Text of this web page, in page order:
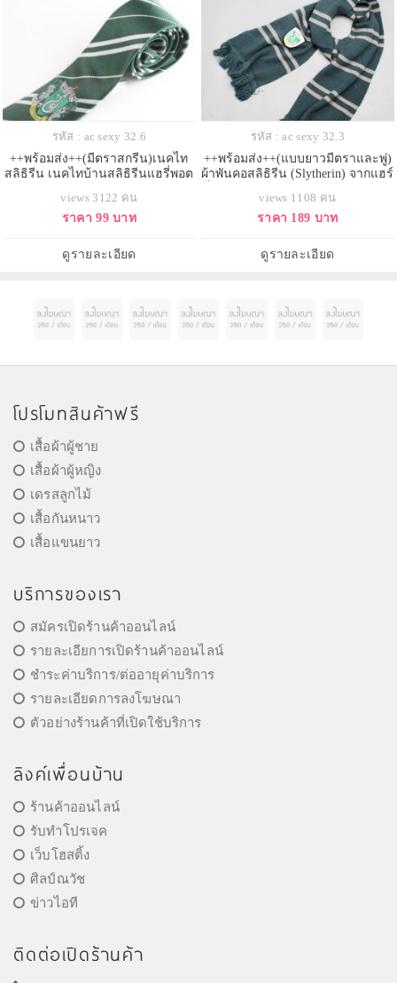
รหัส : ac sexy 32.6
++พร้อมส่ง++(มีตราสกรีน)เนคไท
สลิธิรีน เนคไทบ้านสลิธิรีนแฮรี่พอต
views 3122 คน
ราคา 99 บาท
ดูรายละเอียด
รหัส : ac sexy 32.3
++พร้อมส่ง++(แบบยาวมีตราและพู่)
ผ้าพันคอสลิธิรีน (Slytherin) จากแฮร์
views 1108 คน
ราคา 189 บาท
ดูรายละเอียด
โปรโมทสินค้าฟรี
เสื้อผ้าผู้ชาย
เสื้อผ้าผู้หญิง
เดรสลูกไม้
เสื้อกันหนาว
เสื้อแขนยาว
บริการของเรา
สมัครเปิดร้านค้าออนไลน์
รายละเอียการเปิดร้านค้าออนไลน์
ชำระค่าบริการ/ต่ออายุค่าบริการ
รายละเอียดการลงโฆษณา
ตัวอย่างร้านค้าที่เปิดใช้บริการ
ลิงค์เพื่อนบ้าน
ร้านค้าออนไลน์
รับทำโปรเจค
เว็บโฮสติ้ง
ศิลป์ณวัช
ข่าวไอที
ติดต่อเปิดร้านค้า